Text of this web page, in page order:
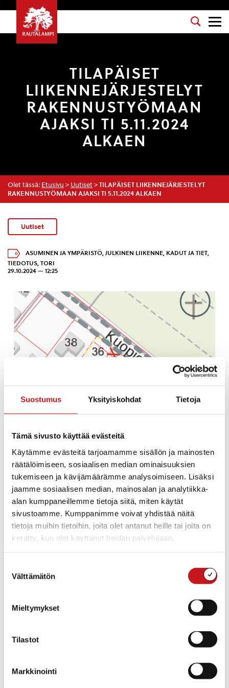
Suostumus Yksityiskohdat Tietoja
Tämä sivusto käyttää evästeitä
Käytämme evästeitä tarjoamamme sisällön ja mainosten
räätälöimiseen, sosiaalisen median ominaisuuksien
tukemiseen ja kävijämäärämme analysoimiseen. Lisäksi
jaamme sosiaalisen median, mainosalan ja analytiikka-
alan kumppaneillemme tietoja siitä, miten käytät
sivustoamme. Kumppanimme voivat yhdistää näitä
tietoja muihin tietoihin, joita olet antanut heille tai joita on
kerätty, kun olet käyttänyt heidän palvelujaan.
valinta
Välttämätön
Mieltymykset
Tilastot
Markkinointi
TILAPÄISET
LIIKENNEJÄRJESTELYT
RAKENNUSTYÖMAAN
AJAKSI TI 5.11.2024
ALKAEN
Olet tässä: Etusivu > Uutiset > TILAPÄISET LIIKENNEJÄRJESTELYT
RAKENNUSTYÖMAAN AJAKSI TI 5.11.2024 ALKAEN
Uutiset
ASUMINEN JA YMPÄRISTÖ,JULKINEN LIIKENNE, KADUT JA TIET,
TIEDOTUS TORI
29.10.2024 — 12:25
läpikulkuyhteys katkaistu. Torin puoleinen paikoitusalue
poistuu käytöstä toistaiseksi perustus- ja
Uudelle S-Marketille rakennetaan tiistain ja keskiviikon
Opintie on poikki Torikujan kohdalta tiistaina 5.11.2024
. Liikennöinti onnistuu
kuten muutenkin rakennustyön aikana Kuopiontie –